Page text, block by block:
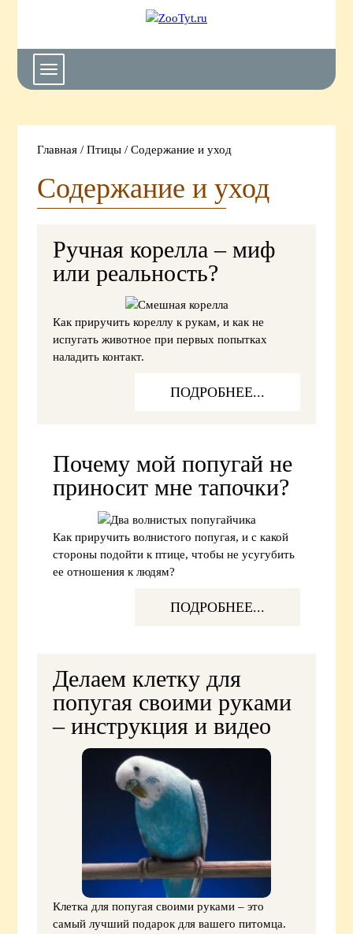
портал
Toggle
navigation
Главная /Птицы /Содержание и уход
Содержание и уход
Ручная корелла – миф
или реальность?
Как приручить кореллу к рукам, и как не
испугать животное при первых попытках
наладить контакт.
ПОДРОБНЕЕ...
Почему мой попугай не
приносит мне тапочки?
Как приручить волнистого попугая, и с какой
стороны подойти к птице, чтобы не усугубить
ее отношения к людям?
ПОДРОБНЕЕ...
Делаем клетку для
попугая своими руками
– инструкция и видео
Клетка для попугая своими руками – это
самый лучший подарок для вашего питомца.